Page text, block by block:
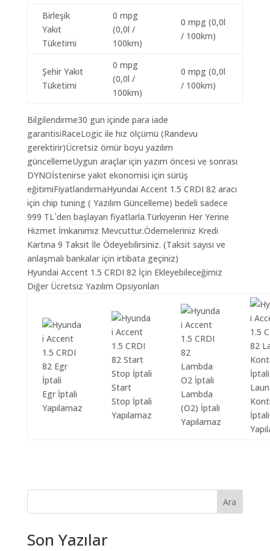
Birleşik
Yakıt
Tüketimi
0 mpg
(0,0l /
100km)
0 mpg (0,0l
/ 100km)
Şehir Yakıt
Tüketimi
0 mpg
(0,0l /
100km)
0 mpg (0,0l
/ 100km)
Bilgilendirme30 gun içinde para iade
garantisiRaceLogic ile hız ölçümü (Randevu
gerektirir)Ücretsiz ömür boyu yazılım
güncellemeUygun araçlar için yazım öncesi ve sonrası
DYNOİstenirse yakıt ekonomisi için sürüş
eğitimiFiyatlandırmaHyundai Accent 1.5 CRDI 82 aracı
için chip tuning ( Yazılım Güncelleme) bedeli sadece
999 TL`den başlayan fiyatlarla.Türkiyenin Her Yerine
Hizmet İmkanımız Mevcuttur.Ödemeleriniz Kredi
Kartına 9 Taksit İle Ödeyebilirsiniz. (Taksit sayısı ve
anlaşmalı bankalar için irtibata geçiniz)
Hyundai Accent 1.5 CRDI 82 İçin Ekleyebileceğimiz
Diğer Ücretsiz Yazılım Opsiyonları
Egr İptali
Yapılamaz
Start
Stop İptali
Yapılamaz
Lambda
(O2) İptali
Yapılamaz
İptali
Ara
Son Yazılar